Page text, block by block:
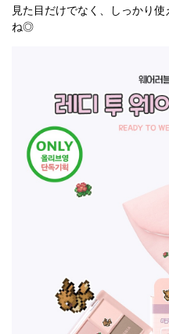
見た目だけでなく、しっかり
ね◎